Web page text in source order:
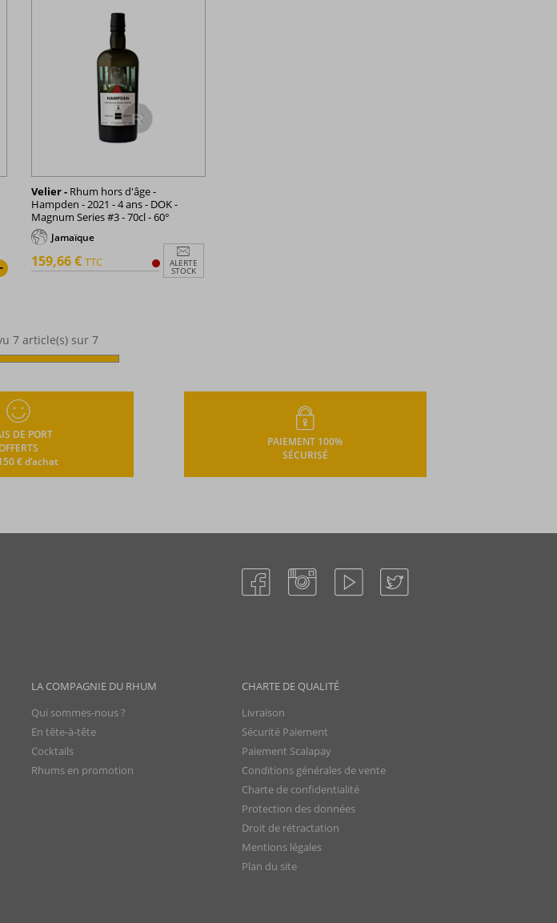
Velier - Rhum hors d'âge -
Hampden - 2021 - 4 ans - DOK -
Magnum Series #3 - 70cl - 60°
Jamaïque
ALERTE
STOCK
159,66 € TTC
7article(s) sur 7
DE PORT
€ d’achat
PAIEMENT 100%
SÉCURISÉ
LA COMPAGNIE DU RHUM
Qui sommes-nous ?
En tête-à-tête
Cocktails
Rhums en promotion
CHARTE DE QUALITÉ
Livraison
Sécurité Paiement
Paiement Scalapay
Conditions générales de vente
Charte de confidentialité
Protection des données
Droit de rétractation
Mentions légales
Plan du site